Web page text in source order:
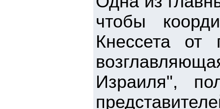
чтобы
Кнессета от
Израиля",